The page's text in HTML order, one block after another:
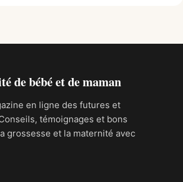
de bébé et de maman
en ligne des futures et
témoignages et bons
grossesse et la maternité avec